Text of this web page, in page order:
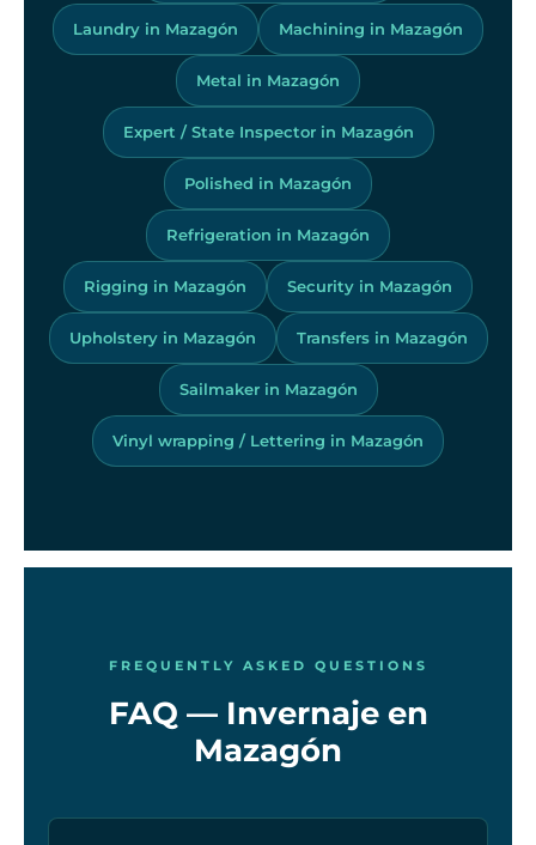
Laundry in Mazagón Machining in Mazagón
Metal in Mazagón
Expert / State Inspector in Mazagón
Polished in Mazagón
Refrigeration in Mazagón
Rigging in Mazagón Security in Mazagón
Upholstery in Mazagón Transfers in Mazagón
Sailmaker in Mazagón
Vinyl wrapping / Lettering in Mazagón
FREQUENTLY ASKED QUESTIONS
FAQ — Invernaje en
Mazagón